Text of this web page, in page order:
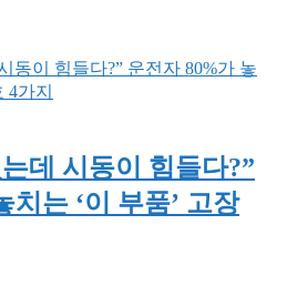
데 시동이 힘들다?”
치는 ‘이 부품’ 고장